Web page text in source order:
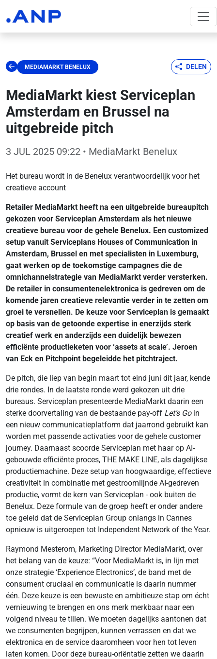
MEDIAMARKT BENELUX DELEN
MediaMarkt kiest Serviceplan
Amsterdam en Brussel na
uitgebreide pitch
3 JUL 2025 09:22 • MediaMarkt Benelux
Het bureau wordt in de Benelux verantwoordelijk voor het
creatieve account
Retailer MediaMarkt heeft na een uitgebreide bureaupitch
gekozen voor Serviceplan Amsterdam als het nieuwe
creatieve bureau voor de gehele Benelux. Een customized
setup vanuit Serviceplans Houses of Communication in
Amsterdam, Brussel en met specialisten in Luxemburg,
gaat werken op de toekomstige campagnes die de
omnichannelstrategie van MediaMarkt verder versterken.
De retailer in consumentenelektronica is gedreven om de
komende jaren creatieve relevantie verder in te zetten om
groei te versnellen. De keuze voor Serviceplan is gemaakt
op basis van de getoonde expertise in enerzijds sterk
creatief werk en anderzijds een duidelijk bewezen
efficiënte productieketen voor ‘assets at scale’. Jeroen
van Eck en Pitchpoint begeleidde het pitchtraject.
De pitch, die liep van begin maart tot eind juni dit jaar, kende
drie rondes. In de laatste ronde werd gekozen uit drie
bureaus. Serviceplan presenteerde MediaMarkt daarin een
sterke doorvertaling van de bestaande pay-off Let’s Goin
een nieuw communicatieplatform dat jaarrond gebruikt kan
worden met passende activaties voor de gehele customer
journey. Daarnaast scoorde Serviceplan met haar op AI-
gebouwde efficiënte proces, THE MAKE LINE, als dagelijkse
productiemachine. Deze setup van hoogwaardige, effectieve
creativiteit in combinatie met gestroomlijnde AI-gedreven
productie, vormt de kern van Serviceplan - ook buiten de
Benelux. Deze formule van de groep heeft er onder andere
toe geleid dat de Serviceplan Group onlangs in Cannes
opnieuw is uitgeroepen tot Independent Network of the Year.
Raymond Mesterom, Marketing Director MediaMarkt, over
het belang van de keuze: “Voor MediaMarkt is, in lijn met
onze strategie ‘Experience Electronics’, de band met de
consument cruciaal en communicatie is daarin nummer
één. Deze keuze is een bewuste en ambitieuze stap om écht
vernieuwing te brengen en ons merk merkbaar naar een
volgend niveau te tillen. We moeten dagelijks aantonen dat
we consumenten begrijpen, kunnen verrassen en dat we
elektronica en de service daaromheen voor hen tot leven
laten komen. Door deze bureau-oriëntatie zetten we daarin